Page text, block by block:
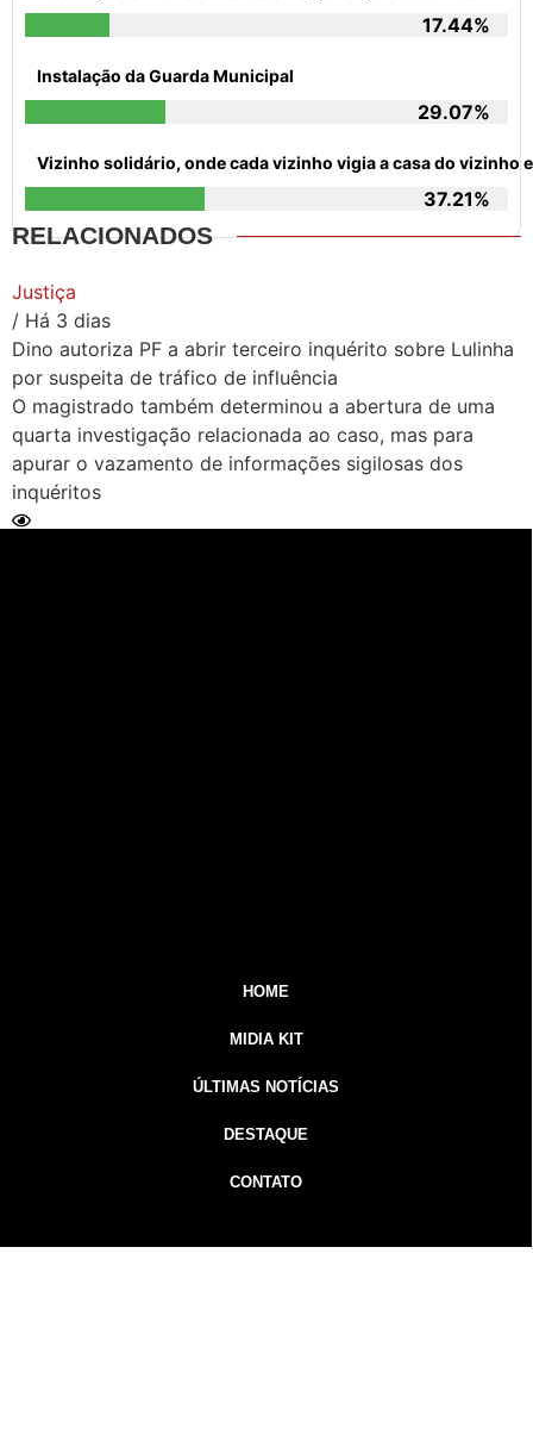
17.44%
Instalação da Guarda Municipal
29.07%
Vizinho solidário, onde cada vizinho vigia a casa do vizinho
37.21%
RELACIONADOS
Justiça
/ Há 3 dias
Dino autoriza PF a abrir terceiro inquérito sobre Lulinha
por suspeita de tráfico de influência
O magistrado também determinou a abertura de uma
quarta investigação relacionada ao caso, mas para
apurar o vazamento de informações sigilosas dos
inquéritos
HOME
MIDIA KIT
ÚLTIMAS NOTÍCIAS
DESTAQUE
CONTATO